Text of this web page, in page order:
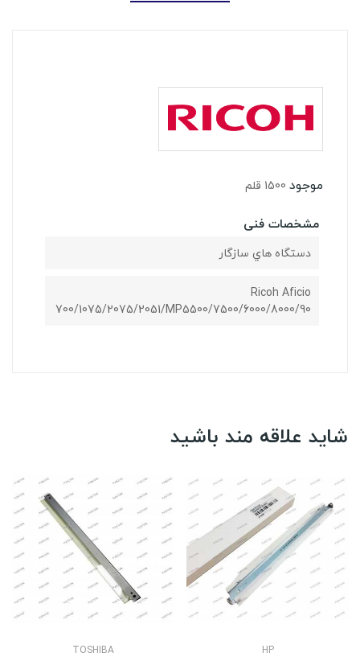
موجود 1500 قلم
مشخصات فنی
دستگاه هاي سازگار
Ricoh Aficio
700/1075/2075/2051/MP5500/7500/6000/8000/90
شاید علاقه مند باشید
TOSHIBA HP